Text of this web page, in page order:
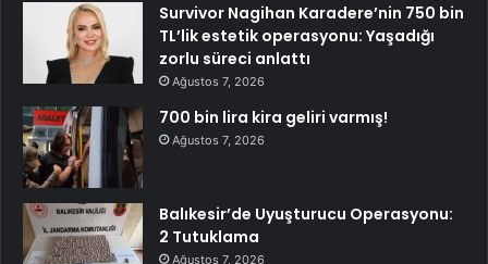
Survivor Nagihan Karadere’nin 750 bin
TL’lik estetik operasyonu: Yaşadığı
zorlu süreci anlattı
Ağustos 7, 2026
700 bin lira kira geliri varmış!
Ağustos 7, 2026
Balıkesir’de Uyuşturucu Operasyonu:
2 Tutuklama
Ağustos 7, 2026